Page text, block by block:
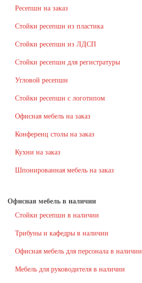
Ресепшн на заказ
Стойки ресепшн из пластика
Стойки ресепшн из ЛДСП
Стойки ресепшн для регистратуры
Угловой ресепшн
Стойки ресепшн с логотипом
Офисная мебель на заказ
Конференц столы на заказ
Кухни на заказ
Шпонированная мебель на заказ
Офисная мебель в наличии
Стойки ресепшн в наличии
Трибуны и кафедры в наличии
Офисная мебель для персонала в наличии
Мебель для руководителя в наличии